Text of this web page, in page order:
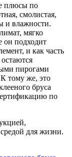
плюсы по
смолистая,
и влажности.
мягко
он подходит
и как часть
пирогами
тому же, это
бруса
по
для жизни.